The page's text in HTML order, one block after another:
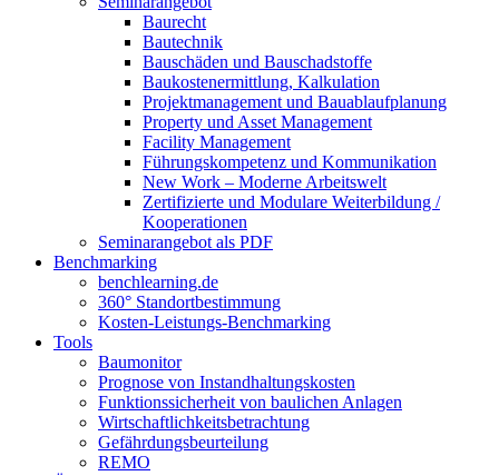
Baurecht
Bautechnik
Bauschäden und Bauschadstoffe
Baukostenermittlung, Kalkulation
Projektmanagement und Bauablaufplanung
Property und Asset Management
Facility Management
Führungskompetenz und Kommunikation
New Work – Moderne Arbeitswelt
Zertifizierte und Modulare Weiterbildung /
Kooperationen
Seminarangebot als PDF
Benchmarking
benchlearning.de
360° Standortbestimmung
Kosten-Leistungs-Benchmarking
Tools
Baumonitor
Prognose von Instandhaltungskosten
Funktionssicherheit von baulichen Anlagen
Wirtschaftlichkeitsbetrachtung
Gefährdungsbeurteilung
REMO